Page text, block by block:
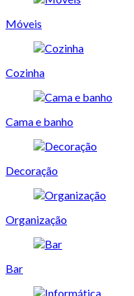
Móveis
Cozinha
Cama e banho
Decoração
Organização
Bar